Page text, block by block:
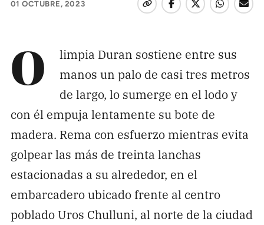
RECIBE NUESTRO BOLETÍN
SÍGUENOS
01 OCTUBRE, 2023
O
limpia Duran sostiene entre sus
manos un palo de casi tres metros
de largo, lo sumerge en el lodo y
con él empuja lentamente su bote de
madera. Rema con esfuerzo mientras evita
golpear las más de treinta lanchas
estacionadas a su alrededor, en el
embarcadero ubicado frente al centro
poblado Uros Chulluni, al norte de la ciudad